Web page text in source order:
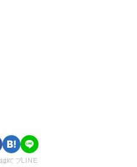
界中の少女たちを対象に
て、K-POPの未来を導
はてブLINE